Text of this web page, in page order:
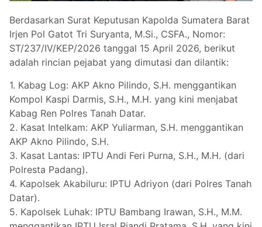
Berdasarkan Surat Keputusan Kapolda Sumatera Barat
Irjen Pol Gatot Tri Suryanta, M.Si., CSFA., Nomor:
ST/237/IV/KEP/2026 tanggal 15 April 2026, berikut
adalah rincian pejabat yang dimutasi dan dilantik:
1. Kabag Log: AKP Akno Pilindo, S.H. menggantikan
Kompol Kaspi Darmis, S.H., M.H. yang kini menjabat
Kabag Ren Polres Tanah Datar.
2. Kasat Intelkam: AKP Yuliarman, S.H. menggantikan
AKP Akno Pilindo, S.H.
3. Kasat Lantas: IPTU Andi Feri Purna, S.H., M.H. (dari
Polresta Padang).
4. Kapolsek Akabiluru: IPTU Adriyon (dari Polres Tanah
Datar).
5. Kapolsek Luhak: IPTU Bambang Irawan, S.H., M.M.